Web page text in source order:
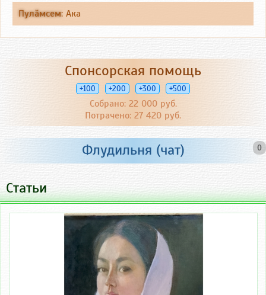
Пулăмсем: Ака
Спонсорская помощь
+100 +200 +300 +500
Собрано: 22 000 руб.
Потрачено: 27 420 руб.
0
Флудильня (чат)
Статьи